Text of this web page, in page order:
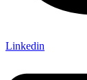
Linkedin